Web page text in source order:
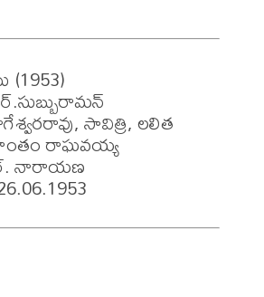
(1953)
సావిత్రి, లలిత
రాఘవయ్య
నారాయణ